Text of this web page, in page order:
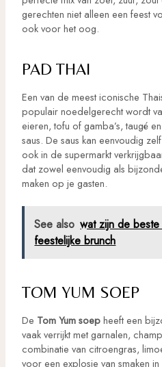
gerechten niet alleen een feest
ook voor het oog.
PAD THAI
Een van de meest iconische
populair noedelgerecht wordt
eieren, tofu of gamba’s, taugé
saus. De saus kan eenvoudig
ook in de supermarkt
dat zowel eenvoudig als
maken op je gasten.
See also wat zijn de
feestelijke brunch
TOM YUM SOEP
De Tom Yum soepheeft een
vaak verrijkt met garnalen,
combinatie van citroengras,
voor een explosie van smaken